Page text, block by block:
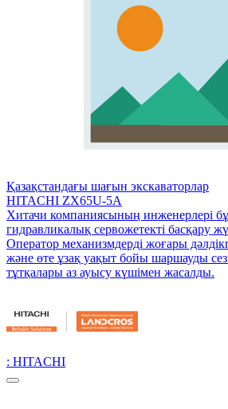
Қазақстандағы шағын экскаваторлар
HITACHI ZX65U-5A
Хитачи компаниясының инженерлері
гидравликалық сервожетекті басқару
Оператор механизмдерді жоғары
және өте ұзақ уақыт бойы шаршауды
тұтқалары аз ауысу күшімен жасалды.
: HITACHI